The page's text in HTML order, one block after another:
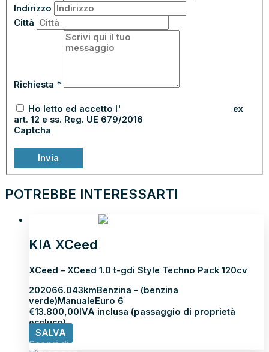
Indirizzo
Città
Richiesta *
Ho letto ed accetto l'
ex
art. 12 e ss. Reg. UE 679/2016
Captcha
Invia
POTREBBE INTERESSARTI
KIA XCeed
XCeed – XCeed 1.0 t-gdi Style Techno Pack 120cv
202066.043kmBenzina - (benzina
verde)ManualeEuro 6
€13.800,00IVA inclusa (passaggio di proprietà
escluso)
SALVA
Scopri di più